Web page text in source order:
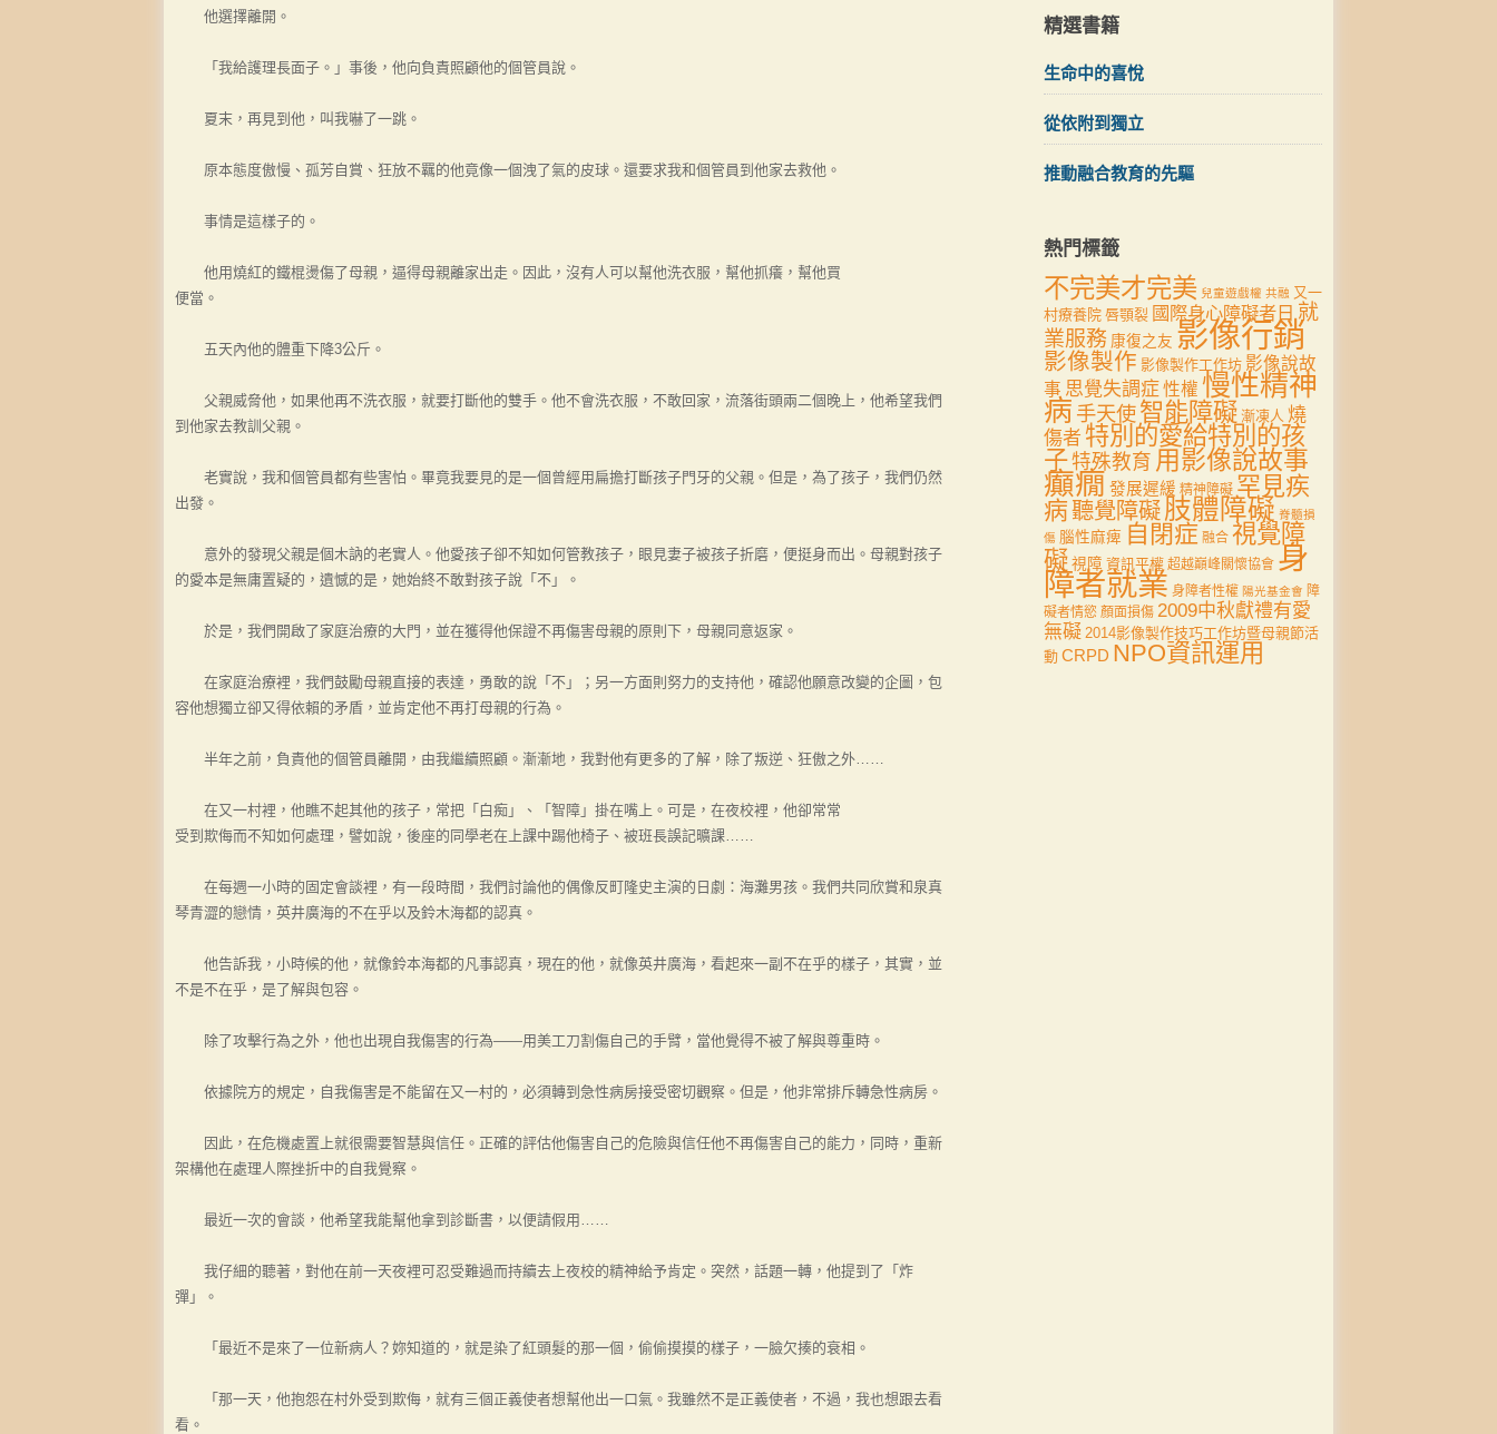
他選擇離開。
「我給護理長面子。」事後，他向負責照顧他的個管員說。
夏末，再見到他，叫我嚇了一跳。
原本態度傲慢、孤芳自賞、狂放不羈的他竟像一個洩了氣的皮球。還要求我和個管員到他家去救他。
事情是這樣子的。
他用燒紅的鐵棍燙傷了母親，逼得母親離家出走。因此，沒有人可以幫他洗衣服，幫他抓癢，幫他買
便當。
五天內他的體重下降3公斤。
父親威脅他，如果他再不洗衣服，就要打斷他的雙手。他不會洗衣服，不敢回家，流落街頭兩二個晚上，他希望我們
到他家去教訓父親。
老實說，我和個管員都有些害怕。畢竟我要見的是一個曾經用扁擔打斷孩子門牙的父親。但是，為了孩子，我們仍然
出發。
意外的發現父親是個木訥的老實人。他愛孩子卻不知如何管教孩子，眼見妻子被孩子折磨，便挺身而出。母親對孩子
的愛本是無庸置疑的，遺憾的是，她始終不敢對孩子說「不」。
於是，我們開啟了家庭治療的大門，並在獲得他保證不再傷害母親的原則下，母親同意返家。
在家庭治療裡，我們鼓勵母親直接的表達，勇敢的說「不」；另一方面則努力的支持他，確認他願意改變的企圖，包
容他想獨立卻又得依賴的矛盾，並肯定他不再打母親的行為。
半年之前，負責他的個管員離開，由我繼續照顧。漸漸地，我對他有更多的了解，除了叛逆、狂傲之外……
在又一村裡，他瞧不起其他的孩子，常把「白痴」、「智障」掛在嘴上。可是，在夜校裡，他卻常常
受到欺侮而不知如何處理，譬如說，後座的同學老在上課中踢他椅子、被班長誤記曠課……
在每週一小時的固定會談裡，有一段時間，我們討論他的偶像反町隆史主演的日劇：海灘男孩。我們共同欣賞和泉真
琴青澀的戀情，英井廣海的不在乎以及鈴木海都的認真。
他告訴我，小時候的他，就像鈴本海都的凡事認真，現在的他，就像英井廣海，看起來一副不在乎的樣子，其實，並
不是不在乎，是了解與包容。
除了攻擊行為之外，他也出現自我傷害的行為——用美工刀割傷自己的手臂，當他覺得不被了解與尊重時。
依據院方的規定，自我傷害是不能留在又一村的，必須轉到急性病房接受密切觀察。但是，他非常排斥轉急性病房。
因此，在危機處置上就很需要智慧與信任。正確的評估他傷害自己的危險與信任他不再傷害自己的能力，同時，重新
架構他在處理人際挫折中的自我覺察。
最近一次的會談，他希望我能幫他拿到診斷書，以便請假用……
我仔細的聽著，對他在前一天夜裡可忍受難過而持續去上夜校的精神給予肯定。突然，話題一轉，他提到了「炸
彈」。
「最近不是來了一位新病人？妳知道的，就是染了紅頭髮的那一個，偷偷摸摸的樣子，一臉欠揍的衰相。
「那一天，他抱怨在村外受到欺侮，就有三個正義使者想幫他出一口氣。我雖然不是正義使者，不過，我也想跟去看
看。
精選書籍
生命中的喜悅
從依附到獨立
推動融合教育的先驅
熱門標籤
不完美才完美 兒童遊戲權 共融 又一
村療養院 唇顎裂 國際身心障礙者日 就
業服務 康復之友 影像行銷
影像製作 影像製作工作坊 影像說故
事 思覺失調症性權 慢性精神
病 手天使智能障礙 漸凍人 燒
傷者 特別的愛給特別的孩
子特殊教育 用影像說故事
癲癇 發展遲緩 精神障礙 罕見疾
病聽覺障礙肢體障礙 脊髓損
傷 腦性麻痺 自閉症 融合 視覺障
礙 視障 資訊平權 超越巔峰關懷協會 身
障者就業 身障者性權 陽光基金會 障
礙者情慾 顏面損傷 2009中秋獻禮有愛
無礙 2014影像製作技巧工作坊暨母親節活
動 CRPD NPO資訊運用